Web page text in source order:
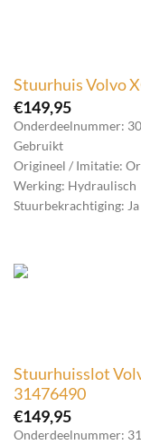
Stuurhuis Volvo
€149,95
Onderdeelnummer:
Gebruikt
Origineel / Imitatie:
Werking: Hydraulisch
Stuurbekrachtiging: Ja
Stuurhuisslot
31476490
€149,95
Onderdeelnummer: